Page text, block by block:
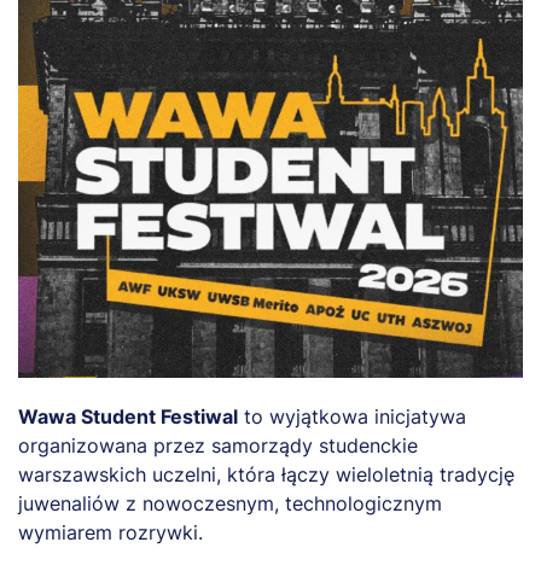
Wawa Student Festiwal to wyjątkowa inicjatywa
organizowana przez samorządy studenckie
warszawskich uczelni, która łączy wieloletnią tradycję
juwenaliów z nowoczesnym, technologicznym
wymiarem rozrywki.